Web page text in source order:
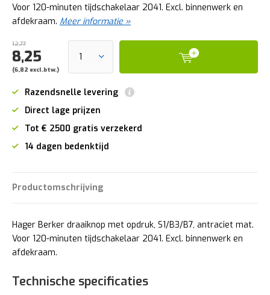
Voor 120-minuten tijdschakelaar 2041. Excl. binnenwerk en
afdekraam. Meer informatie »
12,77
8,25
(6,82 excl.btw.)
Razendsnelle levering
Direct lage prijzen
Tot € 2500 gratis verzekerd
14 dagen bedenktijd
Productomschrijving
Hager Berker draaiknop met opdruk, S1/B3/B7, antraciet mat.
Voor 120-minuten tijdschakelaar 2041. Excl. binnenwerk en
afdekraam.
Technische specificaties